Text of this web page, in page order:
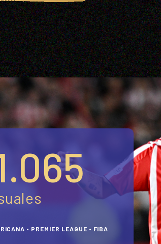
• PREMIER LEAGUE • FIBA